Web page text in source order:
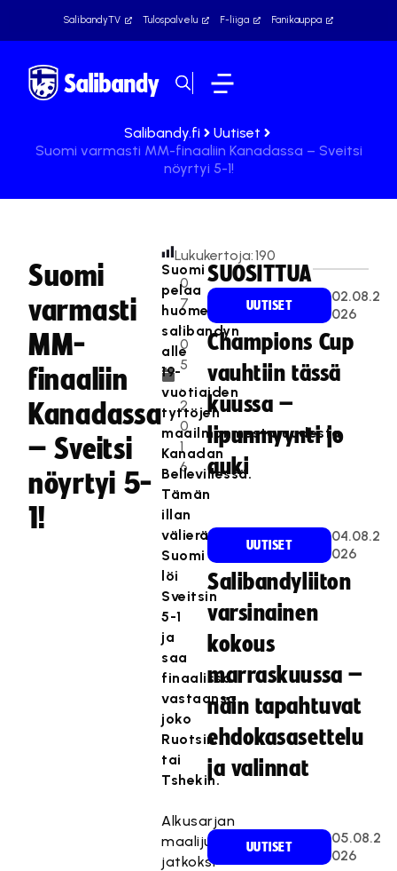
SalibandyTV Tulospalvelu F-liiga Fanikauppa
Salibandy.fi
Uutiset
Suomi varmasti MM-finaaliin Kanadassa – Sveitsi
nöyrtyi 5-1!
Suomi
varmasti
MM-
finaaliin
Kanadassa
– Sveitsi
nöyrtyi 5-
1!
0
7
.
0
5
.
2
0
1
6
Lukukertoja:190
Suomi
pelaa
huomenna
salibandyn
alle
19-
vuotiaiden
tyttöjen
maailmanmestaruudesta
Kanadan
Bellevillessä.
Tämän
illan
välierässä
Suomi
löi
Sveitsin
5-1
ja
saa
finaalissa
vastaansa
joko
Ruotsin
tai
Tshekin.
Alkusarjan
maalijuhlien
jatkoksi
SUOSITTUA
UUTISET
02.08.2
026
Champions Cup
vauhtiin tässä
kuussa –
lipunmyynti jo
auki
UUTISET
04.08.2
026
Salibandyliiton
varsinainen
kokous
marraskuussa –
näin tapahtuvat
ehdokasasettelu
ja valinnat
UUTISET
05.08.2
026